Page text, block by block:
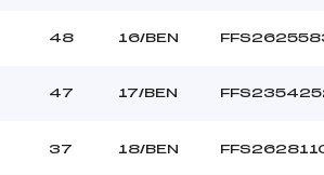
48 16/BEN
47 17/BEN
37 18/BEN